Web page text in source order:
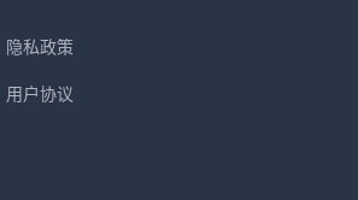
隐私政策
用户协议